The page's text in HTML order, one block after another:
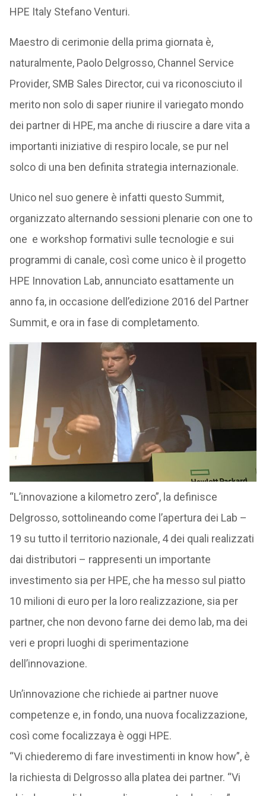
HPE Italy Stefano Venturi.
Maestro di cerimonie della prima giornata è,
naturalmente, Paolo Delgrosso, Channel Service
Provider, SMB Sales Director, cui va riconosciuto il
merito non solo di saper riunire il variegato mondo
dei partner di HPE, ma anche di riuscire a dare vita a
importanti iniziative di respiro locale, se pur nel
solco di una ben definita strategia internazionale.
Unico nel suo genere è infatti questo Summit,
organizzato alternando sessioni plenarie con one to
one e workshop formativi sulle tecnologie e sui
programmi di canale, così come unico è il progetto
HPE Innovation Lab, annunciato esattamente un
anno fa, in occasione dell’edizione 2016 del Partner
Summit, e ora in fase di completamento.
“L’innovazione a kilometro zero”, la definisce
Delgrosso, sottolineando come l’apertura dei Lab –
19 su tutto il territorio nazionale, 4 dei quali realizzati
dai distributori – rappresenti un importante
investimento sia per HPE, che ha messo sul piatto
10 milioni di euro per la loro realizzazione, sia per
partner, che non devono farne dei demo lab, ma dei
veri e propri luoghi di sperimentazione
dell’innovazione.
Un’innovazione che richiede ai partner nuove
competenze e, in fondo, una nuova focalizzazione,
così come focalizzaya è oggi HPE.
“Vi chiederemo di fare investimenti in know how”, è
la richiesta di Delgrosso alla platea dei partner. “Vi